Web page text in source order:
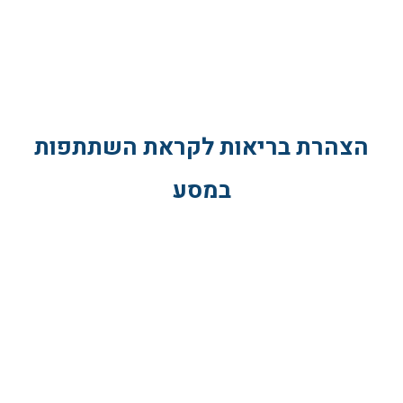
הצהרת בריאות לקראת השתתפות
במסע